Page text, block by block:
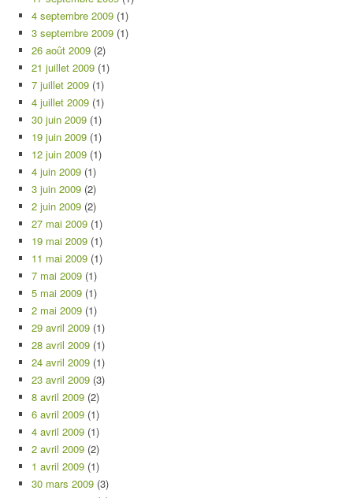
4 septembre 2009 (1)
3 septembre 2009 (1)
26 août 2009 (2)
21 juillet 2009 (1)
7 juillet 2009 (1)
4 juillet 2009 (1)
30 juin 2009 (1)
19 juin 2009 (1)
12 juin 2009 (1)
4 juin 2009 (1)
3 juin 2009 (2)
2 juin 2009 (2)
27 mai 2009 (1)
19 mai 2009 (1)
11 mai 2009 (1)
7 mai 2009 (1)
5 mai 2009 (1)
2 mai 2009 (1)
29 avril 2009 (1)
28 avril 2009 (1)
24 avril 2009 (1)
23 avril 2009 (3)
8 avril 2009 (2)
6 avril 2009 (1)
4 avril 2009 (1)
2 avril 2009 (2)
1 avril 2009 (1)
30 mars 2009 (3)